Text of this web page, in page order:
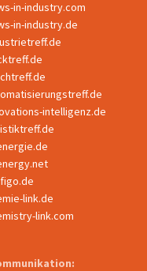
in-industry.com
in-industry.de
intelligenz.de
link.de
link.com